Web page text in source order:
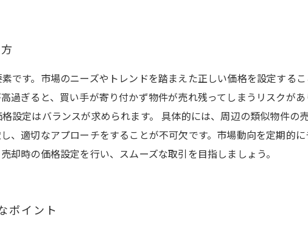
です。市場のニーズやトレンドを踏まえた正しい価格を設定するこ
過ぎると、買い手が寄り付かず物件が売れ残ってしまうリスクがあ
設定はバランスが求められます。 具体的には、周辺の類似物件の
、適切なアプローチをすることが不可欠です。市場動向を定期的
却時の価格設定を行い、スムーズな取引を目指しましょう。
ポイント